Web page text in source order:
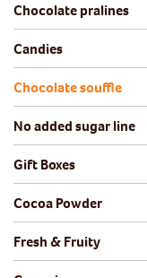
Chocolate pralines
Candies
Chocolate souffle
No added sugar line
Gift Boxes
Cocoa Powder
Fresh & Fruity